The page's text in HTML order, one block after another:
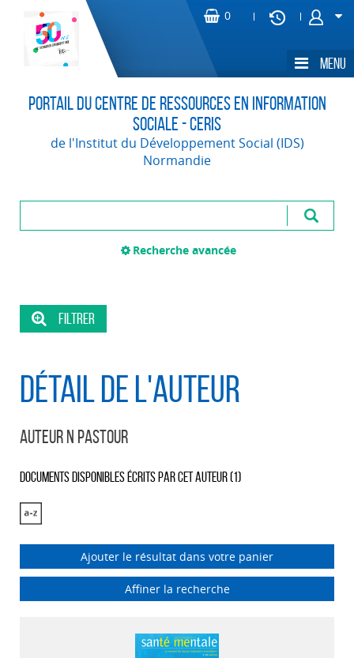
Portail du Centre de Ressources en Information
Sociale - CERIS
de l'Institut du Développement Social (IDS)
Normandie
Recherche avancée
Détail de l'auteur
Auteur N Pastour
Documents disponibles écrits par cet auteur (1)
Ajouter le résultat dans votre panier
Affiner la recherche